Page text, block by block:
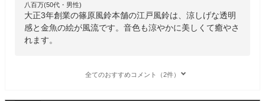
八百万(50代・男性)
大正3年創業の篠原風鈴本舗の江戸風鈴は、涼しげな透明
感と金魚の絵が風流です。音色も涼やかに美しくて癒やさ
れます。
全てのおすすめコメント（2件）